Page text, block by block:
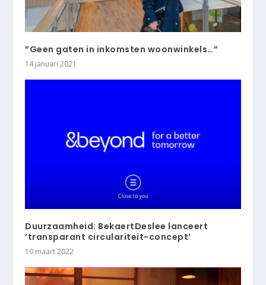
”Geen gaten in inkomsten woonwinkels…”
14 januari 2021
Duurzaamheid: BekaertDeslee lanceert
’transparant circulariteit-concept’
10 maart 2022